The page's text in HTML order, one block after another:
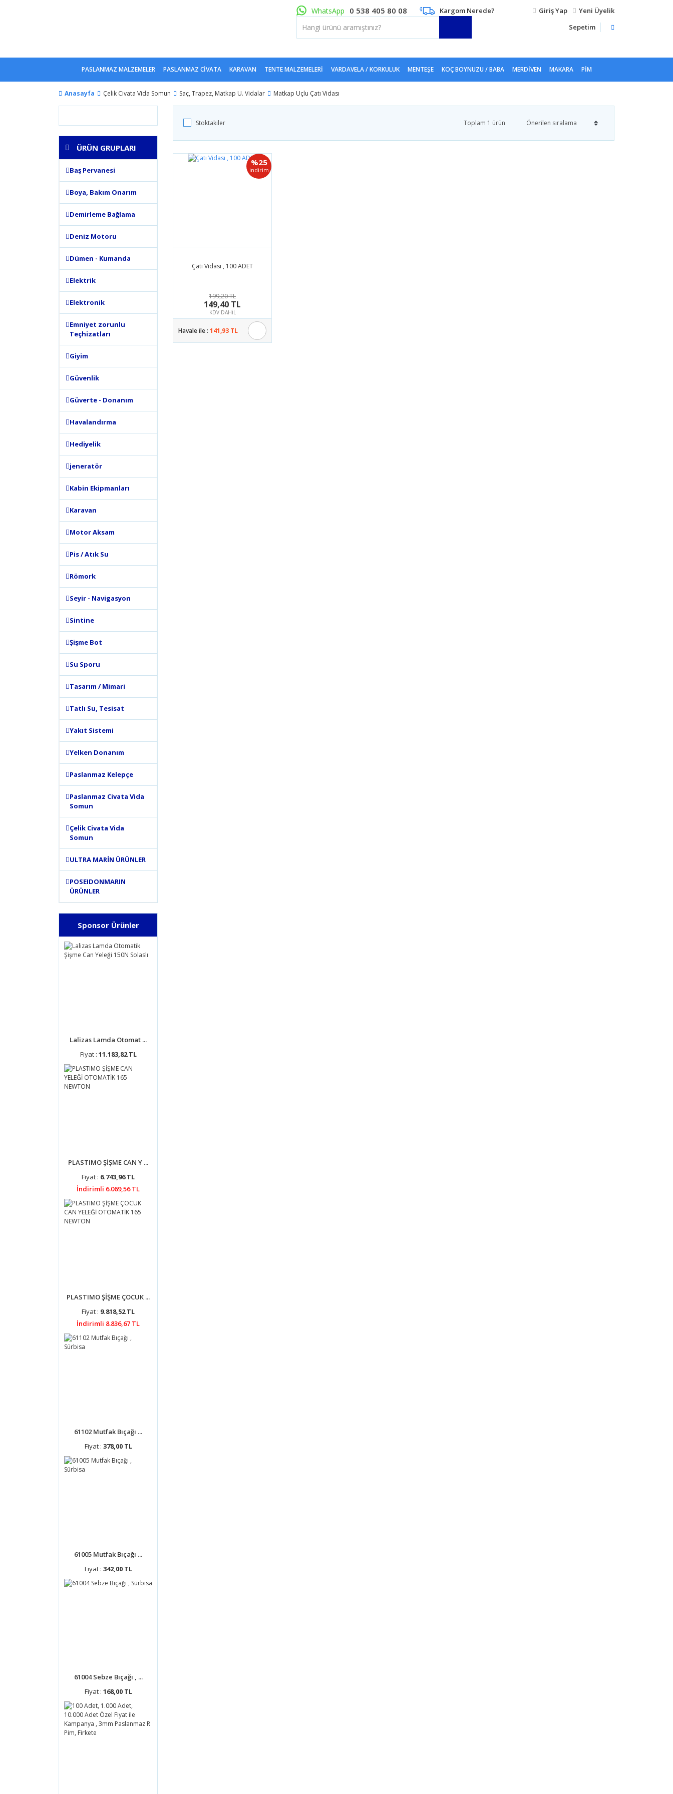
WhatsApp 0 538 405 80 08 Kargom Nerede? Giriş Yap
Yeni Üyelik
Sepetim
PASLANMAZ MALZEMELER PASLANMAZ CİVATA KARAVAN TENTE MALZEMELERI VARDAVELA / KORKULUK MENTEŞE KOÇ BOYNUZU / BABA MERDIVEN MAKARA PIM
Anasayfa Çelik Civata Vida Somun Saç, Trapez, Matkap U. Vidalar Matkap Uçlu Çatı Vidası
ÜRÜN GRUPLARI
Baş Pervanesi
Boya, Bakım Onarım
Demirleme Bağlama
Deniz Motoru
Dümen - Kumanda
Elektrik
Elektronik
Emniyet zorunlu
Teçhizatları
Giyim
Güvenlik
Güverte - Donanım
Havalandırma
Hediyelik
jeneratör
Kabin Ekipmanları
Karavan
Motor Aksam
Pis / Atık Su
Römork
Seyir - Navigasyon
Sintine
Şişme Bot
Su Sporu
Tasarım / Mimari
Tatlı Su, Tesisat
Yakıt Sistemi
Yelken Donanım
Paslanmaz Kelepçe
Paslanmaz Civata Vida
Somun
Çelik Civata Vida
Somun
ULTRA MARİN ÜRÜNLER
POSEIDONMARIN
ÜRÜNLER
Sponsor Ürünler
Lalizas Lamda Otomat ...
Fiyat : 11.183,82 TL
PLASTIMO ŞİŞME CAN Y ...
Fiyat : 6.743,96 TL
İndirimli 6.069,56 TL
PLASTIMO ŞİŞME ÇOCUK ...
Fiyat : 9.818,52 TL
İndirimli 8.836,67 TL
61102 Mutfak Bıçağı ...
Fiyat : 378,00 TL
61005 Mutfak Bıçağı ...
Fiyat : 342,00 TL
61004 Sebze Bıçağı , ...
Fiyat : 168,00 TL
Stoktakiler Toplam 1 ürün
%25
indirim
Çatı Vidası , 100 ADET
199,20 TL
149,40 TL
KDV DAHİL
Havale ile : 141,93 TL